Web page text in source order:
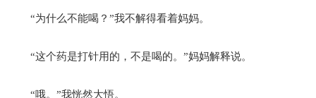
“为什么不能喝？”我不解得看着妈妈。
“这个药是打针用的，不是喝的。”妈妈解释说。
“哦。”我恍然大悟。